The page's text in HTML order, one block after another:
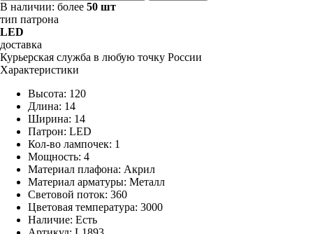
В наличии: более 50 шт
тип патрона
LED
доставка
Курьерская служба в любую точку России
Характеристики
Высота: 120
Длина: 14
Ширина: 14
Патрон: LED
Кол-во лампочек: 1
Мощность: 4
Материал плафона: Акрил
Материал арматуры: Металл
Световой поток: 360
Цветовая температура: 3000
Наличие: Есть